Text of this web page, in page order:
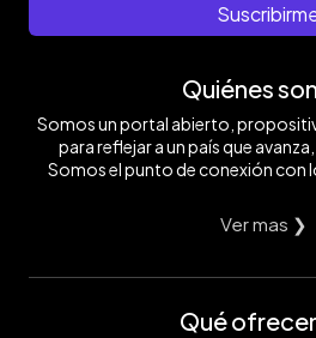
Quiénes
Somos un portal abierto,
para reflejar a un país que
Somos el punto de conexión con
Ver mas ❯
Qué